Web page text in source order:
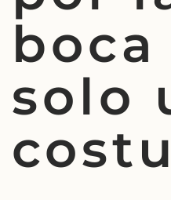
boca
solo